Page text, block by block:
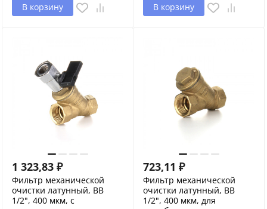
В корзину В корзину
1 323,83 ₽
Фильтр механической
очистки латунный, ВВ
1/2", 400 мкм, с
723,11 ₽
Фильтр механической
очистки латунный, ВВ
1/2", 400 мкм, для